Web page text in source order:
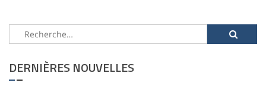
Rechercher :
DERNIÈRES NOUVELLES